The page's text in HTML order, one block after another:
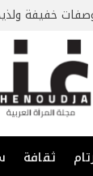
خفيفة
ثقافة